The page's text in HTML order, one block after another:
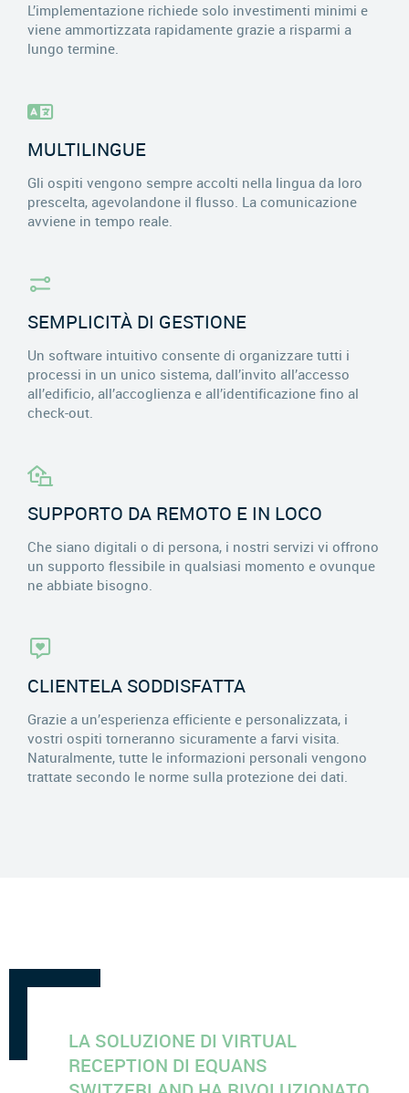
L’implementazione richiede solo investimenti minimi e
viene ammortizzata rapidamente grazie a risparmi a
lungo termine.
MULTILINGUE
Gli ospiti vengono sempre accolti nella lingua da loro
prescelta, agevolandone il flusso. La comunicazione
avviene in tempo reale.
SEMPLICITÀ DI GESTIONE
Un software intuitivo consente di organizzare tutti i
processi in un unico sistema, dall’invito all’accesso
all’edificio, all’accoglienza e all’identificazione fino al
check-out.
SUPPORTO DA REMOTO E IN LOCO
Che siano digitali o di persona, i nostri servizi vi offrono
un supporto flessibile in qualsiasi momento e ovunque
ne abbiate bisogno.
CLIENTELA SODDISFATTA
Grazie a un’esperienza efficiente e personalizzata, i
vostri ospiti torneranno sicuramente a farvi visita.
Naturalmente, tutte le informazioni personali vengono
trattate secondo le norme sulla protezione dei dati.
LA SOLUZIONE DI VIRTUAL
RECEPTION DI EQUANS